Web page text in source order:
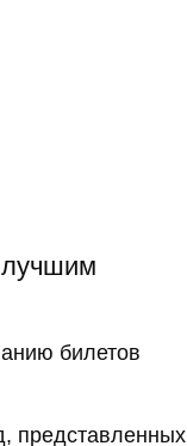
лучшим
билетов
представленных